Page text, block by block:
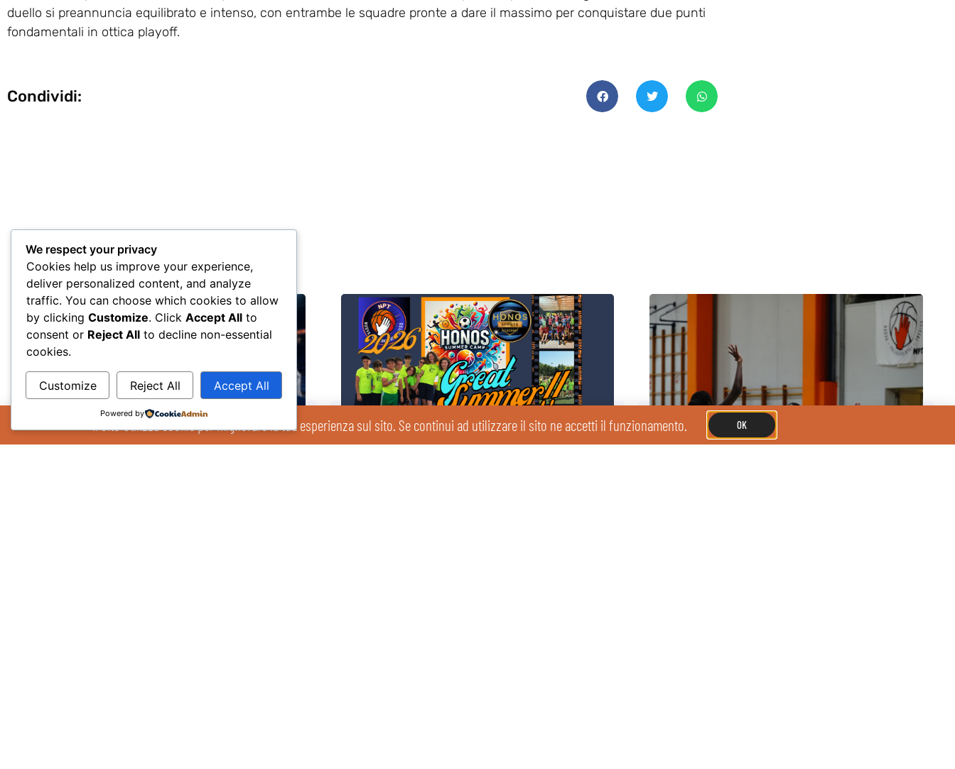
duello si preannuncia equilibrato e intenso, con entrambe le squadre pronte a dare il massimo per conquistare due punti
fondamentali in ottica playoff.
Condividi:
Altri post
We respect your privacy
Cookies help us improve your experience,
deliver personalized content, and analyze
traffic. You can choose which cookies to allow
by clicking Customize. Click Accept All to
consent or Reject All to decline non-essential
cookies.
Customize Reject All Accept All
Powered by
Il Sito Utilizza cookie per migliorare la tua esperienza sul sito. Se continui ad utilizzare il sito ne accetti il funzionamento. OK